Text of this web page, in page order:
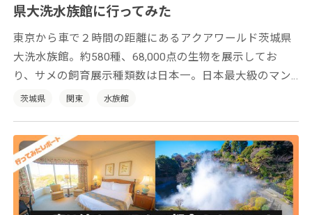
県大洗水族館に行ってみた
東京から車で２時間の距離にあるアクアワールド茨城県
大洗水族館。約580種、68,000点の生物を展示してお
り、サメの飼育展示種類数は日本一。日本最大級のマン
ボウ専用水槽やウバザメの剥製などなど、ボリュームた
茨城県 関東 水族館